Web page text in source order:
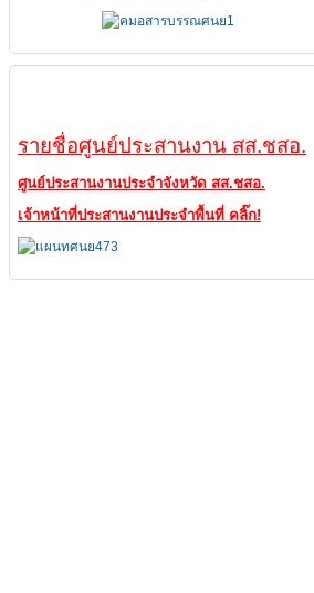
รายชื่อศูนย์ประสานงาน สส.ชสอ.
ศูนย์ประสานงานประจำจังหวัด สส.ชสอ.
เจ้าหน้าที่ประสานงานประจำพื้นที่ คลิ๊ก!